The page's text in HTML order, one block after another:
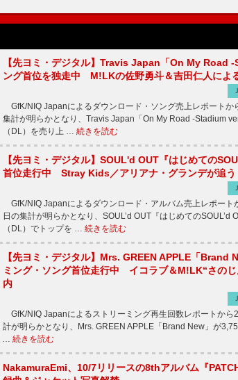
【先ヨミ・デジタル】Travis Japan「On My Road
ング首位を独走中 M!LKの佐野勇斗＆吉田仁人によ
GfK/NIQ Japanによるダウンロード・ソング売上レポートか
集計が明らかとなり、Travis Japan「On My Road -Stadium
（DL）を売り上 … 続きを読む
【先ヨミ・デジタル】SOUL'd OUT『はじめての
首位走行中 Stray Kids／アリアナ・グランデが追う
GfK/NIQ Japanによるダウンロード・アルバム売上レポート
日の集計が明らかとなり、SOUL’d OUT『はじめてのSOUL’d
（DL）でトップを … 続きを読む
【先ヨミ・デジタル】Mrs. GREEN APPLE「Brand
ミング・ソング首位走行中 イコラブ＆M!LK“さのじ
内
GfK/NIQ Japanによるストリーミング再生回数レポートから
計が明らかとなり、Mrs. GREEN APPLE「Brand New」が
… 続きを読む
NakamuraEmi、10/7リリースの8thアルバム『